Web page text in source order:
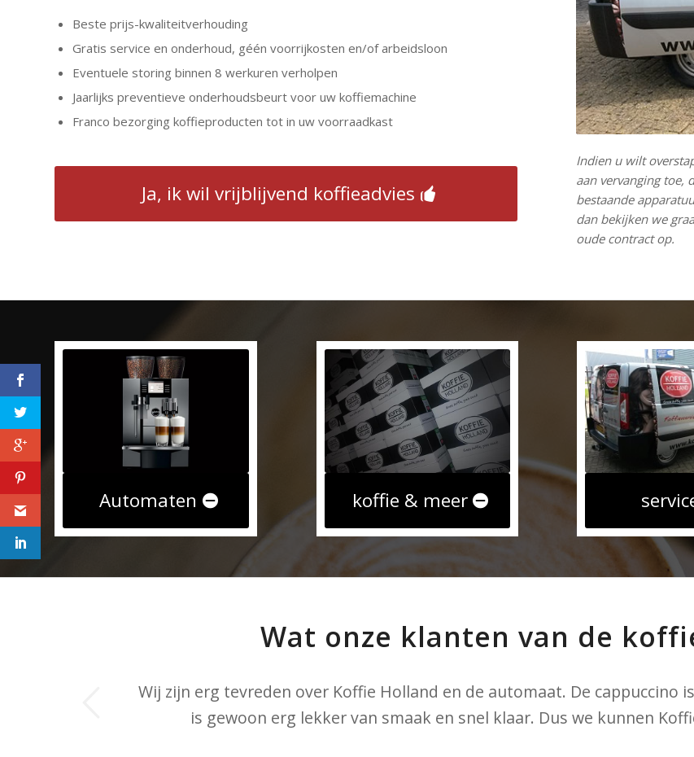
Beste prijs-kwaliteitverhouding
Gratis service en onderhoud, géén voorrijkosten en/of arbeidsloon
Eventuele storing binnen 8 werkuren verholpen
Jaarlijks preventieve onderhoudsbeurt voor uw koffiemachine
Franco bezorging koffieproducten tot in uw voorraadkast
Ja, ik wil vrijblijvend koffieadvies
Indien u wilt
aan vervanging toe,
bestaande
dan bekijken we
oude contract op.
Automaten koffie & meer
Wat onze klanten van de
Wij zijn erg tevreden over Koffie Holland en de automaat. De cappuccino
is gewoon erg lekker van smaak en snel klaar. Dus we kunnen
Naar tevredenheid heeft Koffie Holland de service van onze huidige
afspraken komen zij keurig na, en de koffie wordt